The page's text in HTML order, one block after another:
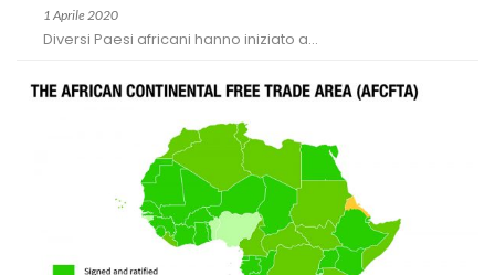
1 Aprile 2020
Diversi Paesi africani hanno iniziato a...